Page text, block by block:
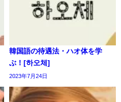
韓国語の待遇法・ハオ体を学
ぶ！[하오체]
2023年7月24日